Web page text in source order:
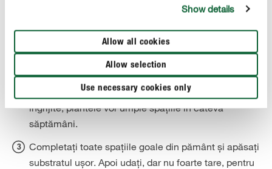
Show details
Allow all cookies
Allow selection
Use necessary cookies only
Pentru a preveni îmbibarea cu apă , adăugați un strat
de scurgere, sub forma unor fragmente de lut și a
unor pietricele. Deasupra adăugați un strat de
pământ pentru ghivece. Așezați plantele în cutie,
lăsând suficient spațiu între ele (15-20 cm), chiar
dacă pare un pic prea gol la început. Dacă sunt
îngrijite, plantele vor umple spațiile în câteva
săptămâni.
Completați toate spațiile goale din pământ și apăsați
substratul ușor. Apoi udați, dar nu foarte tare, pentru